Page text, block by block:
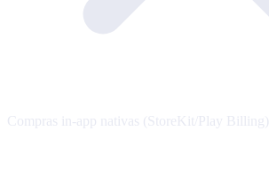
Compras in-app nativas (StoreKit/Play Billing)